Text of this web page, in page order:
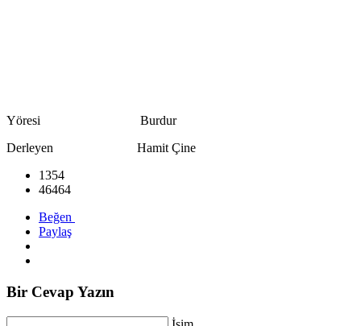
Yöresi Burdur
Derleyen Hamit Çine
1354
46464
Beğen
Paylaş
Bir Cevap Yazın